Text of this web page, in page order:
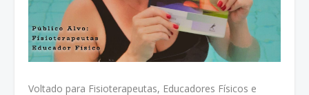
Voltado para Fisioterapeutas, Educadores Físicos e